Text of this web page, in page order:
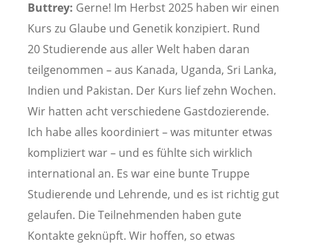
Buttrey: Gerne! Im Herbst 2025 haben wir einen
Kurs zu Glaube und Genetik konzipiert. Rund
20 Studierende aus aller Welt haben daran
teilgenommen – aus Kanada, Uganda, Sri Lanka,
Indien und Pakistan. Der Kurs lief zehn Wochen.
Wir hatten acht verschiedene Gastdozierende.
Ich habe alles koordiniert – was mitunter etwas
kompliziert war – und es fühlte sich wirklich
international an. Es war eine bunte Truppe
Studierende und Lehrende, und es ist richtig gut
gelaufen. Die Teilnehmenden haben gute
Kontakte geknüpft. Wir hoffen, so etwas